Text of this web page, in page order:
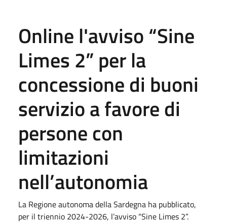
Online l'avviso “Sine
Limes 2” per la
concessione di buoni
servizio a favore di
persone con
limitazioni
nell’autonomia
La Regione autonoma della Sardegna ha pubblicato,
per il triennio 2024-2026, l’avviso “Sine Limes 2”.